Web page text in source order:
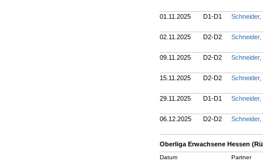
01.11.2025 D1-D1
02.11.2025 D2-D2
09.11.2025 D2-D2
15.11.2025 D2-D2
29.11.2025 D1-D1
06.12.2025 D2-D2
Oberliga Erwachsene Hessen
Datum Partner